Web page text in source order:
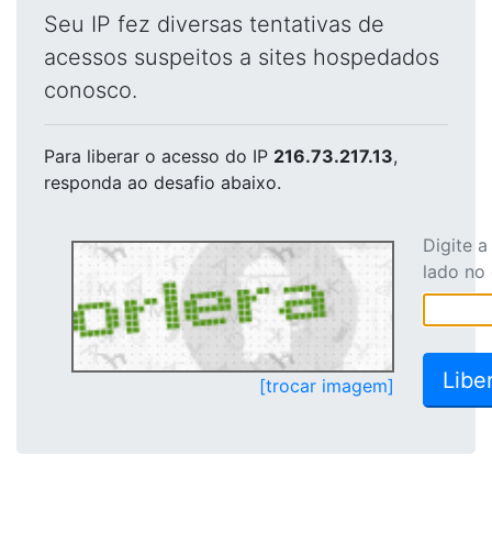
Seu IP fez diversas tentativas de
acessos suspeitos a sites hospedados
conosco.
Para liberar o acesso do IP 216.73.217.13,
responda ao desafio abaixo.
[trocar imagem]
Digite
lado no